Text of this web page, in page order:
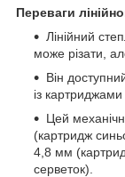
Переваги
Лінійний
може різати,
Він
із картриджами
Цей
(картридж
4,8 мм
серветок).